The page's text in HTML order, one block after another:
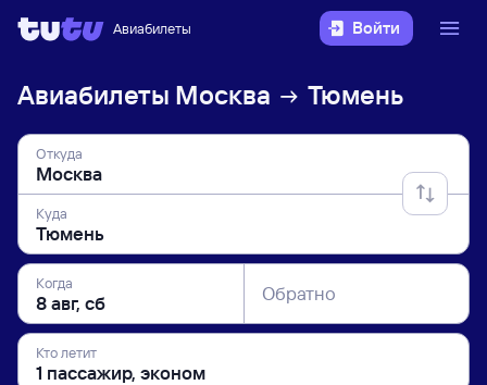
Авиабилеты Войти
Авиабилеты Москва Тюмень
Откуда
Куда
Когда Обратно
Кто летит